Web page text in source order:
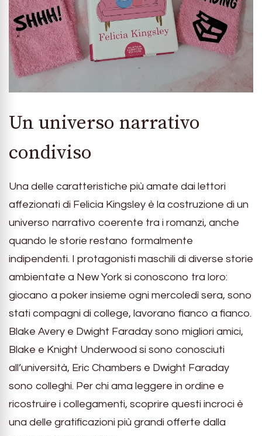
Un universo narrativo
condiviso
Una delle caratteristiche più amate dai lettori
affezionati di Felicia Kingsley è la costruzione di un
universo narrativo coerente tra i romanzi, anche
quando le storie restano formalmente
indipendenti. I protagonisti maschili di diverse storie
ambientate a New York si conoscono tra loro:
giocano a poker insieme ogni mercoledì sera, sono
stati compagni di college, lavorano fianco a fianco.
Blake Avery e Dwight Faraday sono migliori amici,
Blake e Knight Underwood si sono conosciuti
all’università, Eric Chambers e Dwight Faraday
sono colleghi. Per chi ama leggere in ordine e
ricostruire i collegamenti, scoprire questi incroci è
una delle gratificazioni più grandi offerte dalla